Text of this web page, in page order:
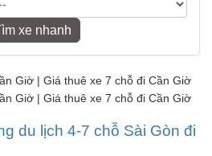
xe nhanh
du lịch 4-7 chỗ Sài Gòn đi